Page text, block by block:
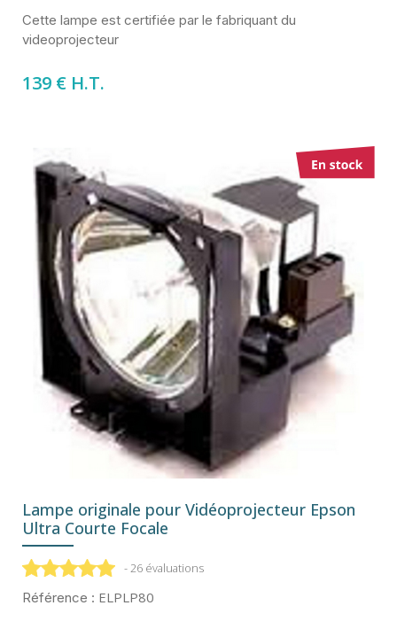
Cette lampe est certifiée par le fabriquant du
videoprojecteur
139 € H.T.
Lampe originale pour Vidéoprojecteur Epson
Ultra Courte Focale
- 26 évaluations
Référence : ELPLP80